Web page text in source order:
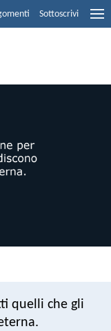
Sottoscrivi
quelli che gli